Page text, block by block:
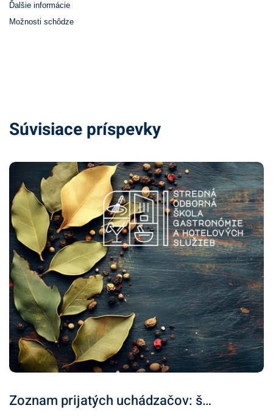
Ďalšie informácie
Možnosti schôdze
Súvisiace príspevky
Zoznam prijatých uchádzačov: š…